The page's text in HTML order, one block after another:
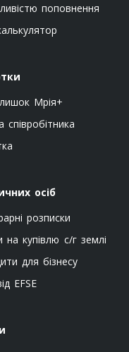
поповнення
Мрія+
співробітника
осіб
розписки
на купівлю с/г землі
для бізнесу
EFSE